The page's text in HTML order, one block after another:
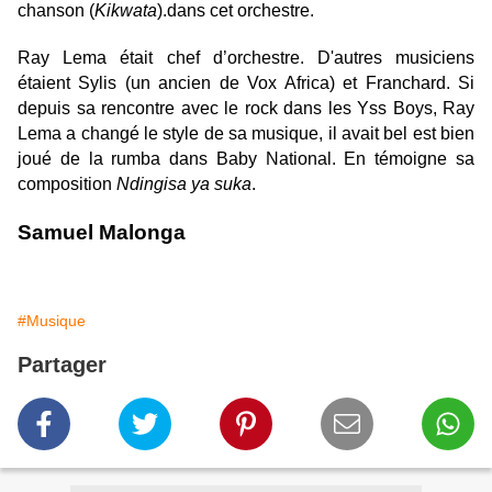
chanson (Kikwata).dans cet orchestre.
Ray Lema était chef d’orchestre. D'autres musiciens
étaient Sylis (un ancien de Vox Africa) et Franchard. Si
depuis sa rencontre avec le rock dans les Yss Boys, Ray
Lema a changé le style de sa musique, il avait bel est bien
joué de la rumba dans Baby National. En témoigne sa
composition Ndingisa ya suka.
Samuel Malonga
#Musique
Partager